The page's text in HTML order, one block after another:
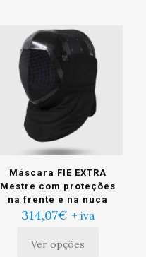
Máscara FIE EXTRA
Mestre com proteções
na frente e na nuca
314,07€ + iva
Ver opções
Este